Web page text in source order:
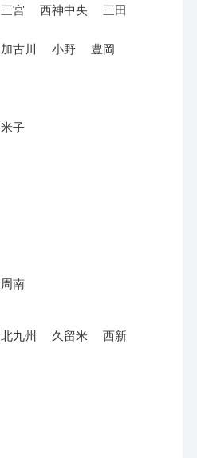
三宮 西神中央 三田
加古川 小野 豊岡
米子
周南
北九州 久留米 西新